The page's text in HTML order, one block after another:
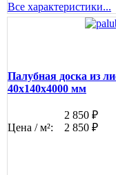
Все характеристики...
Палубная доска из
40x140x4000 мм
2 850 ₽
Цена / м²:
2 850 ₽